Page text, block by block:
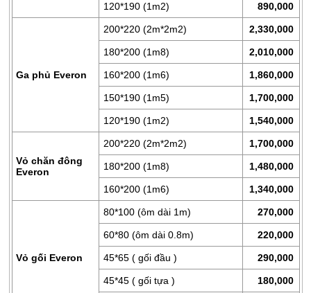
120*190 (1m2) 890,000
Ga phủ Everon
200*220 (2m*2m2) 2,330,000
180*200 (1m8) 2,010,000
160*200 (1m6) 1,860,000
150*190 (1m5) 1,700,000
120*190 (1m2) 1,540,000
Vỏ chăn đông
Everon
200*220 (2m*2m2) 1,700,000
180*200 (1m8) 1,480,000
160*200 (1m6) 1,340,000
Vỏ gối Everon
80*100 (ôm dài 1m) 270,000
60*80 (ôm dài 0.8m) 220,000
45*65 ( gối đầu ) 290,000
45*45 ( gối tựa ) 180,000